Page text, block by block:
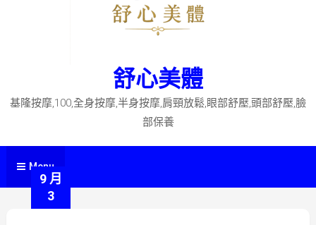
舒心美體
基隆按摩,100,全身按摩,半身按摩,肩頸放鬆,眼部舒壓,頭部舒壓,臉
部保養
Menu
9 月
3